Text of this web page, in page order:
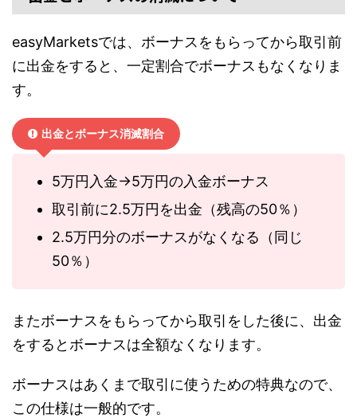
easyMarketsでは、ボーナスをもらってから取引前
に出金をすると、一定割合でボーナスもなくなりま
す。
出金とボーナス消滅割合
5万円入金→5万円の入金ボーナス
取引前に2.5万円を出金（残高の50％）
2.5万円分のボーナスがなくなる（同じ
50％）
またボーナスをもらってから取引をした後に、出金
をするとボーナスは全額なくなります。
ボーナスはあくまで取引に使うための特典なので、
この仕様は一般的です。